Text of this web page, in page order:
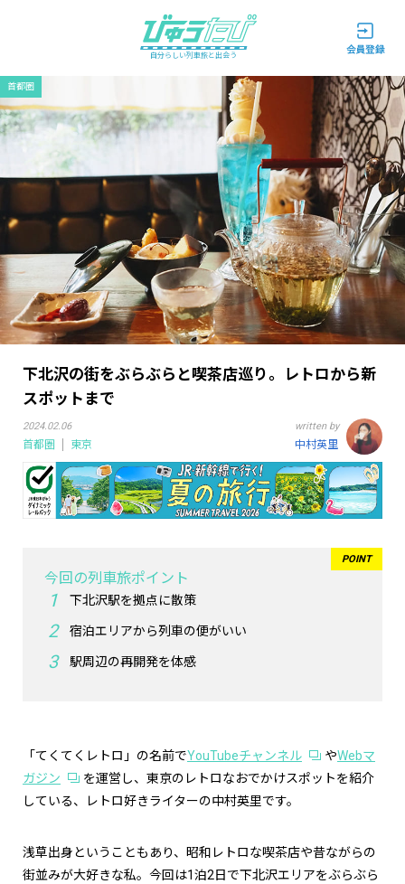
自分らしい列車旅と出会う
首都圏
下北沢の街をぶらぶらと喫茶店巡り。レトロから新
スポットまで
2024.02.06
首都圏 東京
written by
中村英里
今回の列車旅ポイント
下北沢駅を拠点に散策
宿泊エリアから列車の便がいい
駅周辺の再開発を体感
「てくてくレトロ」の名前でYouTubeチャンネル やWebマ
ガジン
を運営し、東京のレトロなおでかけスポットを紹介
している、レトロ好きライターの中村英里です。
浅草出身ということもあり、昭和レトロな喫茶店や昔ながらの
街並みが大好きな私。今回は1泊2日で下北沢エリアをぶらぶら